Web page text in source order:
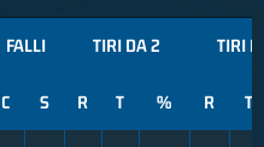
FALLI TIRI DA 2 TIRI
C S R T % R T